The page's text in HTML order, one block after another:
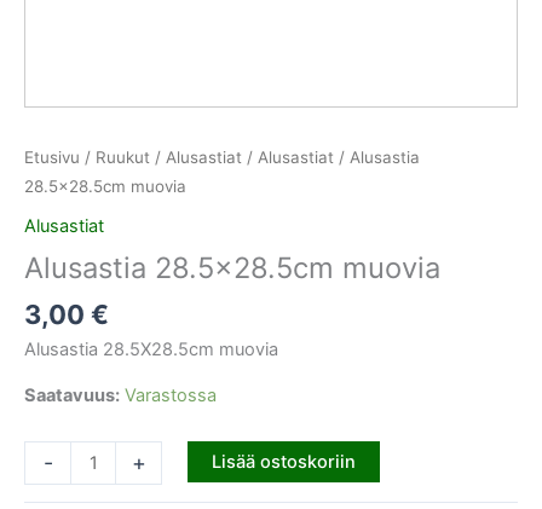
Etusivu / Ruukut / Alusastiat / Alusastiat / Alusastia
28.5×28.5cm muovia
Alusastiat
Alusastia 28.5×28.5cm muovia
3,00 €
Alusastia 28.5X28.5cm muovia
Saatavuus: Varastossa
- + Lisää ostoskoriin